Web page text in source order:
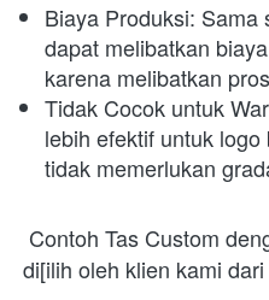
Biaya Produksi: Sama
dapat melibatkan
Tidak Cocok untuk
lebih efektif untuk
tidak memerlukan
Contoh Tas Custom
di[ilih oleh klien kami